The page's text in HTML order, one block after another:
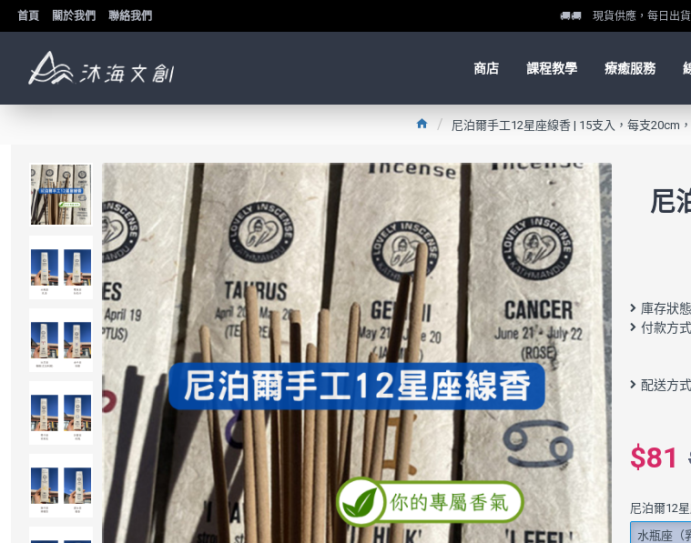
首頁 關於我們 聯絡我們 🚚🚚 現貨供應，每日出
商店 課程教學 療癒服務
尼泊爾手工12星座線香 | 15支入，每支20cm
尼
庫存狀態
付款方
配送方
$81
尼泊爾12
水瓶座（